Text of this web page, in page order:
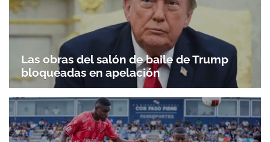
Las obras del salón de baile de Trump
bloqueadas en apelación